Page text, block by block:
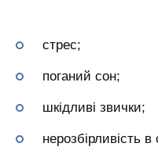
стрес;
поганий сон;
шкідливі звички;
нерозбірливість в